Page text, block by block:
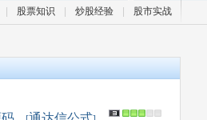
股票知识 炒股经验 股市实战